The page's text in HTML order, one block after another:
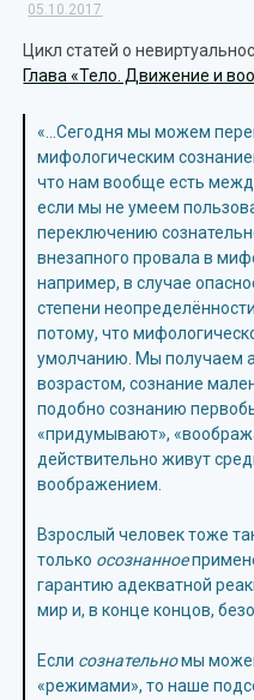
05.10.2017
Цикл статей о
Глава «Тело. Движение и
«…Сегодня мы можем
мифологическим
что нам вообще есть
если мы не умеем
переключению
внезапного провала в
например, в случае
степени
потому, что
умолчанию. Мы получаем
возрастом, сознание
подобно сознанию
«придумывают»,
действительно живут
воображением.
Взрослый человек тоже
только осознанное
гарантию адекватной
мир и, в конце концов,
Если сознательномы
«режимами», то наше